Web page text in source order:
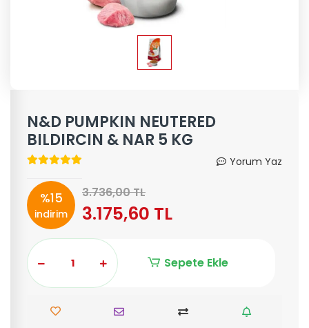
N&D PUMPKIN NEUTERED
BILDIRCIN & NAR 5 KG
Yorum Yaz
%15
indirim
3.736,00 TL
3.175,60 TL
Sepete Ekle